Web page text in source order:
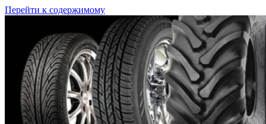
Перейти к содержимому